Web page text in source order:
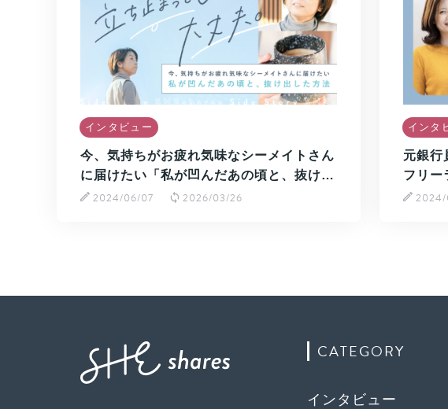
インタビュー
今、気持ちがお疲れ気味なシーメイトさん
に届けたい「私が凹んだあの頃と、抜け…
2024/06/07 2026/03/26
インタ
元銀行
フリー
CATEGORY
インタビュー